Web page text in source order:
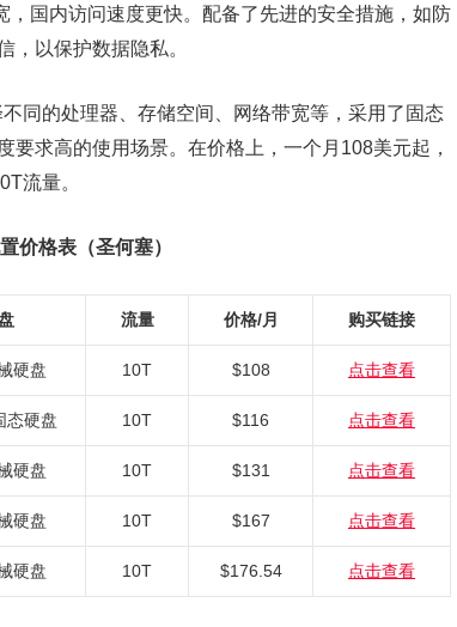
国内访问速度更快。配备了先进的安全措施，如防
，以保护数据隐私。
同的处理器、存储空间、网络带宽等，采用了固态
求高的使用场景。在价格上，一个月108美元起，
流量。
价格表（圣何塞）
流量 价格/月 购买链接
硬盘 10T $108 点击查看
态硬盘 10T $116 点击查看
硬盘 10T $131 点击查看
硬盘 10T $167 点击查看
硬盘 10T $176.54 点击查看